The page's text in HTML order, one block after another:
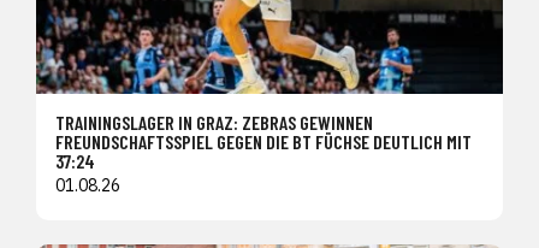
TRAININGSLAGER IN GRAZ: ZEBRAS GEWINNEN
FREUNDSCHAFTSSPIEL GEGEN DIE BT FÜCHSE DEUTLICH MIT
37:24
01.08.26